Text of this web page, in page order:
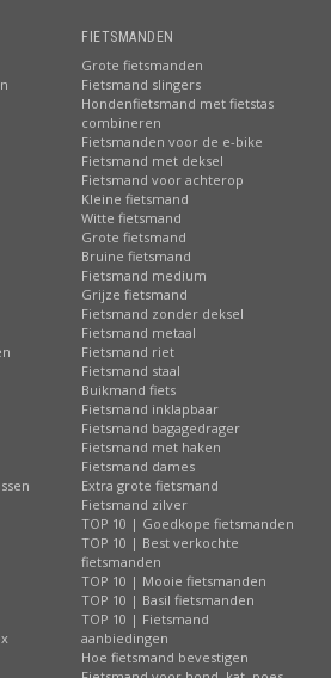
FIETSMANDEN
Grote fietsmanden
Fietsmand slingers
Hondenfietsmand met fietstas
combineren
Fietsmanden voor de e-bike
Fietsmand met deksel
Fietsmand voor achterop
Kleine fietsmand
Witte fietsmand
Grote fietsmand
Bruine fietsmand
Fietsmand medium
Grijze fietsmand
Fietsmand zonder deksel
Fietsmand metaal
Fietsmand riet
Fietsmand staal
Buikmand fiets
Fietsmand inklapbaar
Fietsmand bagagedrager
Fietsmand met haken
Fietsmand dames
Extra grote fietsmand
Fietsmand zilver
TOP 10 | Goedkope fietsmanden
TOP 10 | Best verkochte
fietsmanden
TOP 10 | Mooie fietsmanden
TOP 10 | Basil fietsmanden
TOP 10 | Fietsmand
aanbiedingen
Hoe fietsmand bevestigen